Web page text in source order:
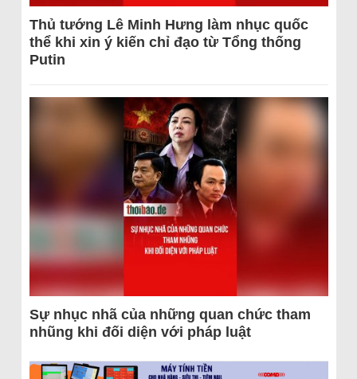
Thủ tướng Lê Minh Hưng làm nhục quốc
thể khi xin ý kiến chỉ đạo từ Tổng thống
Putin
Sự nhục nhã của những quan chức tham
nhũng khi đối diện với pháp luật